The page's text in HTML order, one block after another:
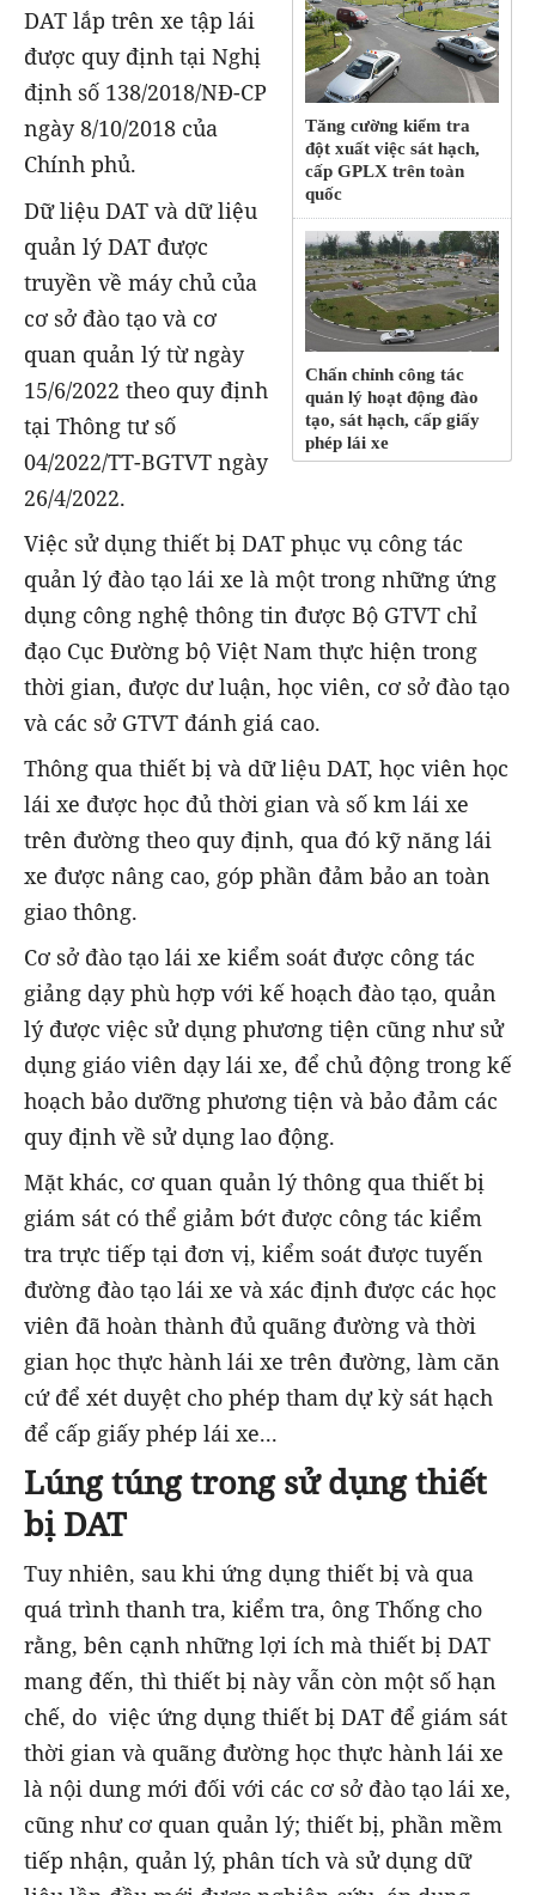
Tăng cường kiểm tra
đột xuất việc sát hạch,
cấp GPLX trên toàn
quốc
Chấn chỉnh công tác
quản lý hoạt động đào
tạo, sát hạch, cấp giấy
phép lái xe
DAT lắp trên xe tập lái
được quy định tại Nghị
định số 138/2018/NĐ-CP
ngày 8/10/2018 của
Chính phủ.
Dữ liệu DAT và dữ liệu
quản lý DAT được
truyền về máy chủ của
cơ sở đào tạo và cơ
quan quản lý từ ngày
15/6/2022 theo quy định
tại Thông tư số
04/2022/TT-BGTVT ngày
26/4/2022.
Việc sử dụng thiết bị DAT phục vụ công tác
quản lý đào tạo lái xe là một trong những ứng
dụng công nghệ thông tin được Bộ GTVT chỉ
đạo Cục Đường bộ Việt Nam thực hiện trong
thời gian, được dư luận, học viên, cơ sở đào tạo
và các sở GTVT đánh giá cao.
Thông qua thiết bị và dữ liệu DAT, học viên học
lái xe được học đủ thời gian và số km lái xe
trên đường theo quy định, qua đó kỹ năng lái
xe được nâng cao, góp phần đảm bảo an toàn
giao thông.
Cơ sở đào tạo lái xe kiểm soát được công tác
giảng dạy phù hợp với kế hoạch đào tạo, quản
lý được việc sử dụng phương tiện cũng như sử
dụng giáo viên dạy lái xe, để chủ động trong kế
hoạch bảo dưỡng phương tiện và bảo đảm các
quy định về sử dụng lao động.
Mặt khác, cơ quan quản lý thông qua thiết bị
giám sát có thể giảm bớt được công tác kiểm
tra trực tiếp tại đơn vị, kiểm soát được tuyến
đường đào tạo lái xe và xác định được các học
viên đã hoàn thành đủ quãng đường và thời
gian học thực hành lái xe trên đường, làm căn
cứ để xét duyệt cho phép tham dự kỳ sát hạch
để cấp giấy phép lái xe...
Lúng túng trong sử dụng thiết
bị DAT
Tuy nhiên, sau khi ứng dụng thiết bị và qua
quá trình thanh tra, kiểm tra, ông Thống cho
rằng, bên cạnh những lợi ích mà thiết bị DAT
mang đến, thì thiết bị này vẫn còn một số hạn
chế, do việc ứng dụng thiết bị DAT để giám sát
thời gian và quãng đường học thực hành lái xe
là nội dung mới đối với các cơ sở đào tạo lái xe,
cũng như cơ quan quản lý; thiết bị, phần mềm
tiếp nhận, quản lý, phân tích và sử dụng dữ